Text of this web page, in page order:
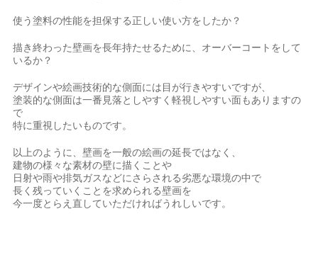
使う塗料の性能を担保する正しい使い方をしたか？
描き終わった壁画を長年持たせるために、オーバーコートをして
いるか？
デザインや絵画技術的な側面には目が行きやすいですが、
塗装的な側面は一番見落としやすく軽視しやすい面もありますの
で
特に重視したいものです。
以上のように、壁画を一般の絵画の延長ではなく、
建物の様々な素材の壁に描くことや
日射や雨や排気ガスなどにさらされる劣悪な環境の中で
長く残っていくことを求められる壁画を
今一度とらえ直していただければうれしいです。